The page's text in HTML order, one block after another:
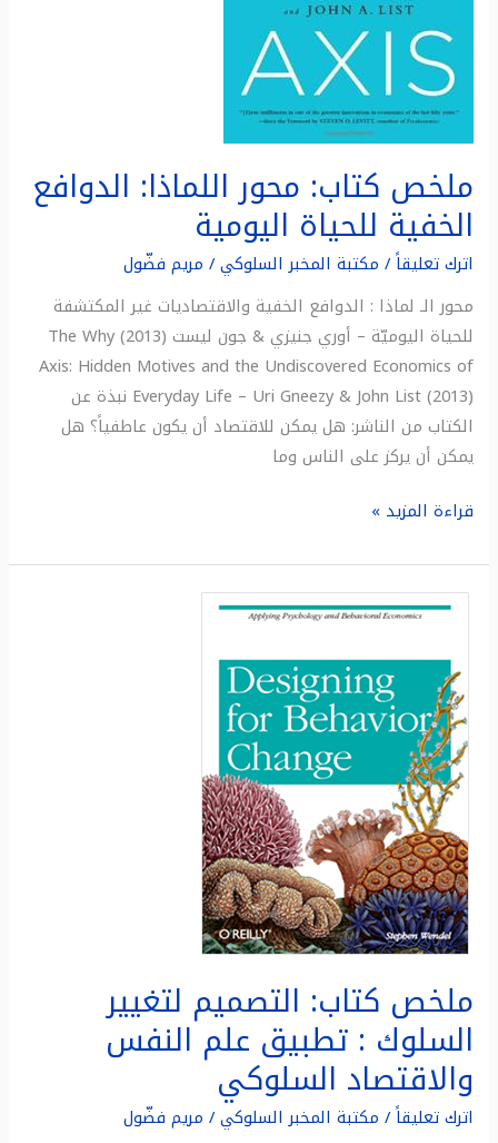
ملخص كتاب: محور اللماذا: الدوافع
الخفية للحياة اليومية
اترك تعليقاً/ مكتبة المخبر السلوكي/ مريم فضّول
محور الـ لماذا : الدوافع الخفية والاقتصاديات غير المكتشفة
للحياة اليوميّة – أوري جنيزي & جون ليست (2013) The Why
Axis: Hidden Motives and the Undiscovered Economics of
Everyday Life – Uri Gneezy & John List (2013) نبذة عن
الكتاب من الناشر: هل يمكن للاقتصاد أن يكون عاطفياً؟ هل
يمكن أن يركز على الناس وما
قراءة المزيد »
ملخص كتاب: التصميم لتغيير
السلوك : تطبيق علم النفس
والاقتصاد السلوكي
اترك تعليقاً/ مكتبة المخبر السلوكي/ مريم فضّول
ملخص
التصميم
لتغيير
السلوك
تطبيق
النفس
والاقتصاد
السلوكي